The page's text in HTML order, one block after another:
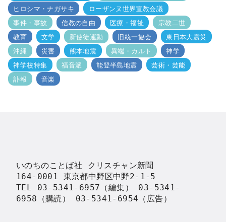
ヒロシマ・ナガサキ
ローザンヌ世界宣教会議
事件・事故
信教の自由 医療・福祉
宗教二世
教育
文学 新使徒運動 旧統一協会
東日本大震災
沖縄
災害 熊本地震 異端・カルト
神学
神学校特集
福音派 能登半島地震
芸術・芸能
訃報
音楽
いのちのことば社 クリスチャン新聞
164-0001 東京都中野区中野2-1-5
TEL 03-5341-6957（編集） 03-5341-
6958（購読） 03-5341-6954（広告）